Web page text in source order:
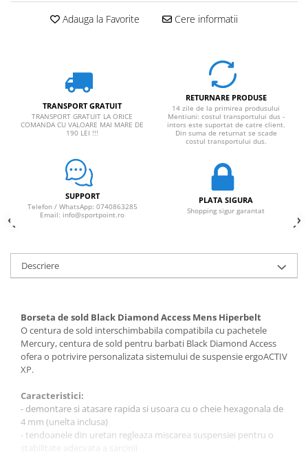
Rucsaci impermeabili
Corturi 2 persoane
Corturi 3 persoane
Corturi 4 persoane
Corturi de familie
IMBRACAMINTE
Pantaloni
Caciuli
Bandane
Imbracaminte de corp
Bandane
Accesorii
Produse de Intretinere
Barbati
Adauga la Favorite Cere informatii
TRANSPORT GRATUIT
TRANSPORT GRATUIT LA ORICE
COMANDA CU VALOARE MAI MARE DE
190 LEI !!!
RETURNARE PRODUSE
14 zile de la primirea produsului
Mentiuni: costul transportului dus -
intors este suportat de catre client.
Din suma de returnat se scade
costul transportului dus.
SUPPORT
Telefon / WhatsApp: 0740863285
Email: info@sportpoint.ro
PLATA SIGURA
Shopping sigur garantat
Descriere
Borseta de sold Black Diamond Access Mens Hiperbelt
O centura de sold interschimbabila compatibila cu pachetele
Mercury, centura de sold pentru barbati Black Diamond Access
ofera o potrivire personalizata sistemului de suspensie ergoACTIV
XP.
Caracteristici:
- demontare si atasare rapida si usoara cu o cheie hexagonala de
4 mm (unelta inclusa)
- tendoanele din uretan regleaza miscarea suspensiei pentru o
stabilitate adecvata a sarcinii